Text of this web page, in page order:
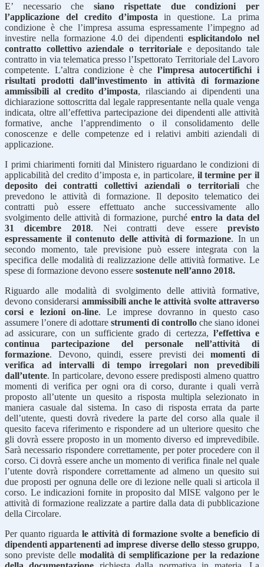
E’ necessario che siano rispettate due condizioni per
l’applicazione del credito d’imposta in questione. La prima
condizione è che l’impresa assuma espressamente l’impegno ad
investire nella formazione 4.0 dei dipendentiesplicitandolo nel
contratto collettivo aziendale o territorialee depositando tale
contratto in via telematica presso l’Ispettorato Territoriale del Lavoro
competente. L’altra condizione è che l’impresa autocertifichi i
risultati prodotti dall’investimento in attività di formazione
ammissibili al credito d’imposta, rilasciando ai dipendenti una
dichiarazione sottoscritta dal legale rappresentante nella quale venga
indicata, oltre all’effettiva partecipazione dei dipendenti alle attività
formative, anche l’apprendimento o il consolidamento delle
conoscenze e delle competenze ed i relativi ambiti aziendali di
applicazione.
I primi chiarimenti forniti dal Ministero riguardano le condizioni di
applicabilità del credito d’imposta e, in particolare, il termine per il
deposito dei contratti collettivi aziendali o territoriali che
prevedono le attività di formazione. Il deposito telematico dei
contratti può essere effettuato anche successivamente allo
svolgimento delle attività di formazione, purché entro la data del
31 dicembre 2018. Nei contratti deve essereprevisto
espressamente il contenuto delle attività di formazione. In un
secondo momento, tale previsione può essere integrata con la
specifica delle modalità di realizzazione delle attività formative. Le
spese di formazione devono essere sostenute nell’anno 2018.
Riguardo alle modalità di svolgimento delle attività formative,
devono considerarsi ammissibili anche le attività svolte attraverso
corsi e lezioni on-line. Le imprese dovranno in questo caso
assumere l’onere di adottare strumenti di controllo che siano idonei
ad assicurare, con un sufficiente grado di certezza, l’effettiva e
continua partecipazione del personale nell’attività di
formazione. Devono, quindi, essere previsti dei momenti di
verifica ad intervalli di tempo irregolari non prevedibili
dall’utente. In particolare, devono essere predisposti almeno quattro
momenti di verifica per ogni ora di corso, durante i quali verrà
proposto all’utente un quesito a risposta multipla selezionato in
maniera casuale dal sistema. In caso di risposta errata da parte
dell’utente, questi dovrà rivedere la parte del corso alla quale il
quesito faceva riferimento e rispondere ad un ulteriore quesito che
gli dovrà essere proposto in un momento diverso ed imprevedibile.
Sarà necessario rispondere correttamente, per poter procedere con il
corso. Ci dovrà essere anche un momento di verifica finale nel quale
l’utente dovrà rispondere correttamente ad almeno un quesito sui
due proposti per ognuna delle ore di lezione nelle quali si articola il
corso. Le indicazioni fornite in proposito dal MISE valgono per le
attività di formazione realizzate a partire dalla data di pubblicazione
della Circolare.
Per quanto riguarda le attività di formazione svolte a beneficio di
dipendenti appartenenti ad imprese diverse dello stesso gruppo,
sono previste delle modalità di semplificazione per la redazione